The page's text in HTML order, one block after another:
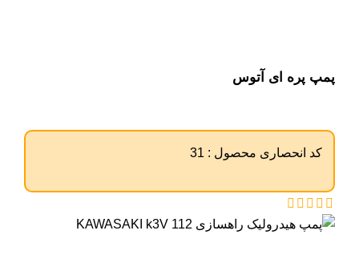
پمپ پره ای آتوس
کد انحصاری محصول : 31